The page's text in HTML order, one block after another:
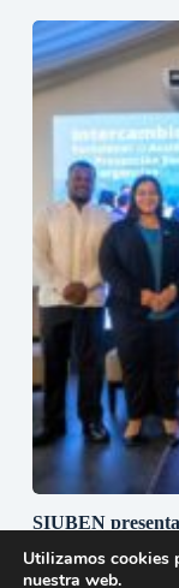
SIUBEN
Guatemala
Utilizamos cookies
nuestra web.